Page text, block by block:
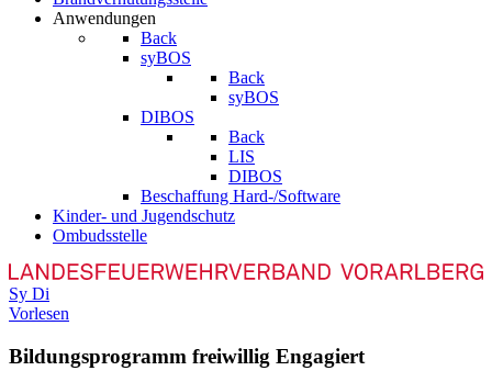
Anwendungen
Back
syBOS
Back
syBOS
DIBOS
Back
LIS
DIBOS
Beschaffung Hard-/Software
Kinder- und Jugendschutz
Ombudsstelle
Sy Di
Vorlesen
Bildungsprogramm freiwillig Engagiert